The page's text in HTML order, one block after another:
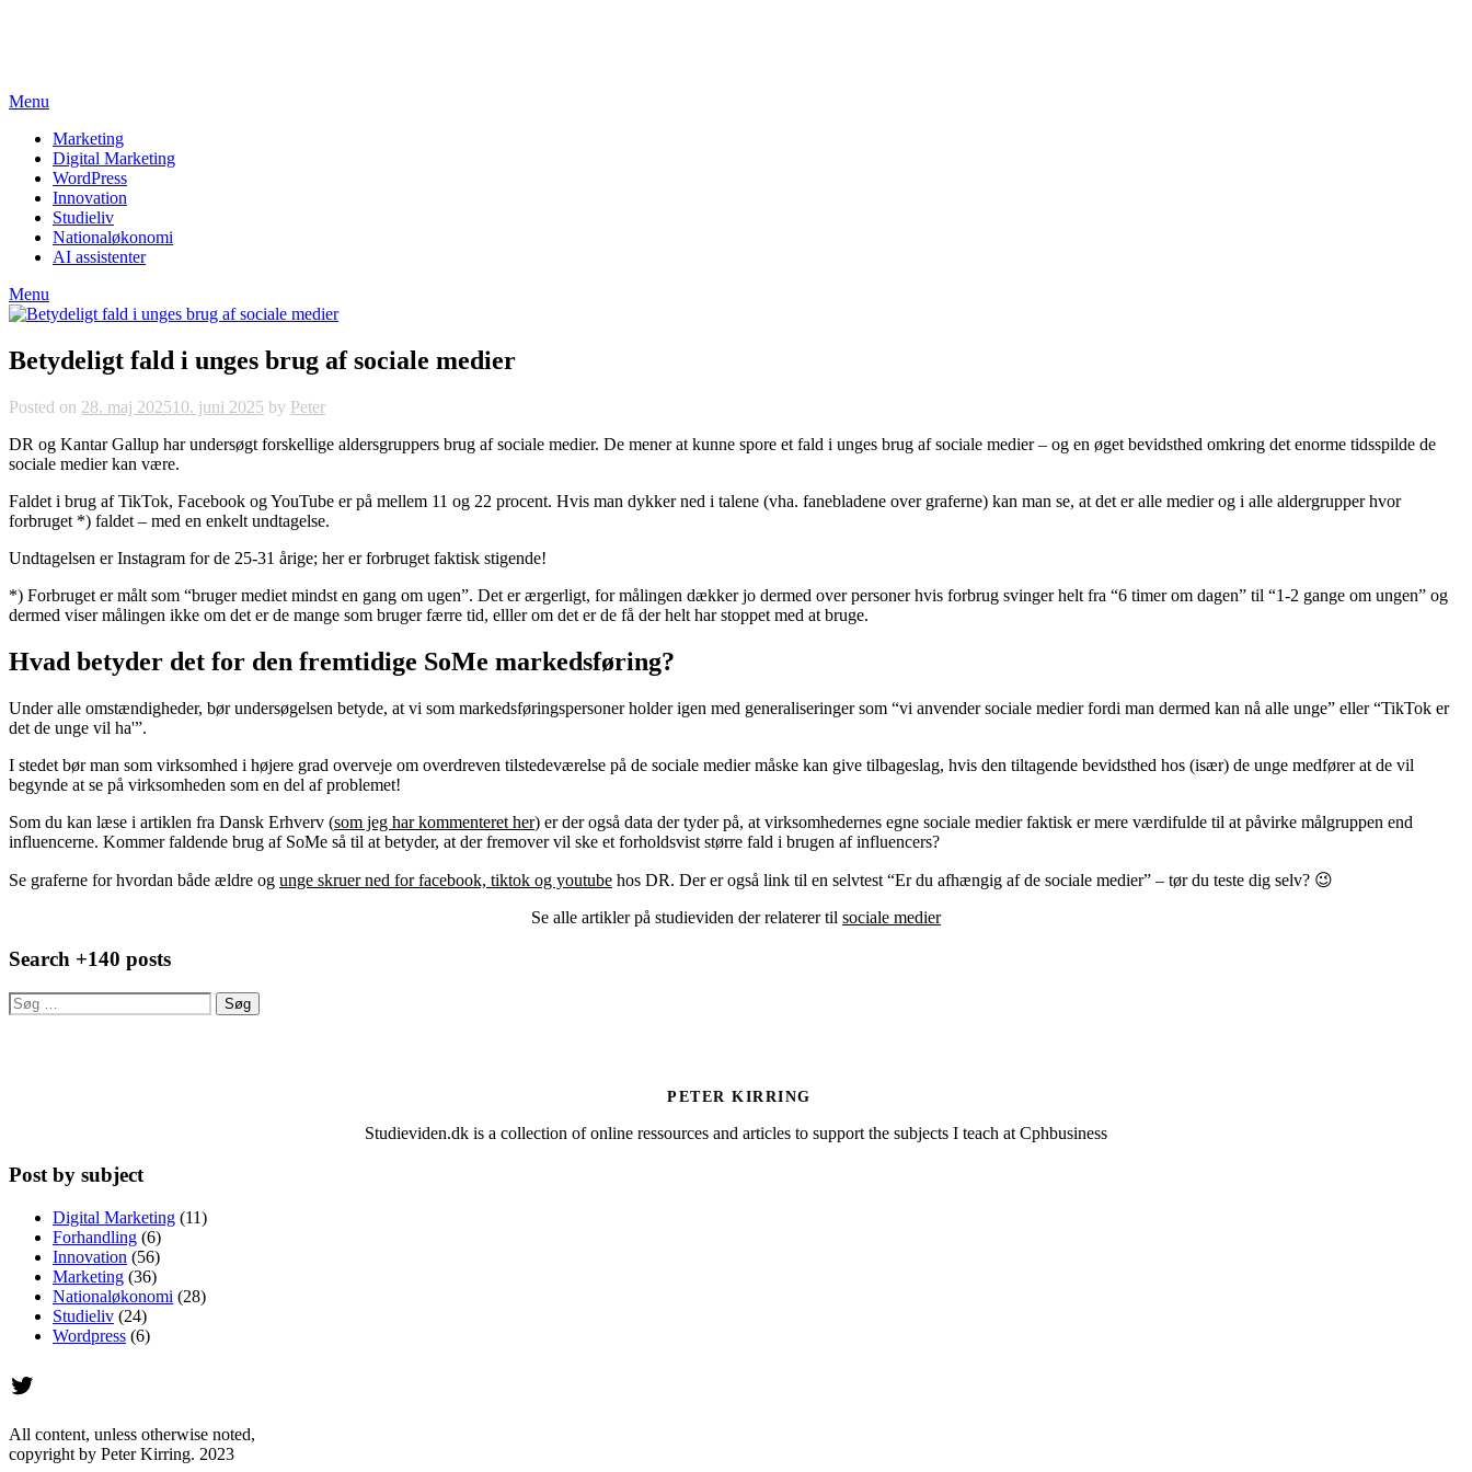
Menu
Marketing
Digital Marketing
WordPress
Innovation
Studieliv
Nationaløkonomi
AI assistenter
Menu
Betydeligt fald i unges brug af sociale medier
Posted on 28. maj 202510. juni 2025 by Peter
DR og Kantar Gallup har undersøgt forskellige aldersgruppers brug af sociale medier. De mener at kunne spore et fald i unges brug af sociale medier – og en øget bevidsthed omkring det enorme tidsspilde de
sociale medier kan være.
Faldet i brug af TikTok, Facebook og YouTube er på mellem 11 og 22 procent. Hvis man dykker ned i talene (vha. fanebladene over graferne) kan man se, at det er alle medier og i alle aldergrupper hvor
forbruget *) faldet – med en enkelt undtagelse.
Undtagelsen er Instagram for de 25-31 årige; her er forbruget faktisk stigende!
*) Forbruget er målt som “bruger mediet mindst en gang om ugen”. Det er ærgerligt, for målingen dækker jo dermed over personer hvis forbrug svinger helt fra “6 timer om dagen” til “1-2 gange om ungen” og
dermed viser målingen ikke om det er de mange som bruger færre tid, elller om det er de få der helt har stoppet med at bruge.
Hvad betyder det for den fremtidige SoMe markedsføring?
Under alle omstændigheder, bør undersøgelsen betyde, at vi som markedsføringspersoner holder igen med generaliseringer som “vi anvender sociale medier fordi man dermed kan nå alle unge” eller “TikTok er
det de unge vil ha'”.
I stedet bør man som virksomhed i højere grad overveje om overdreven tilstedeværelse på de sociale medier måske kan give tilbageslag, hvis den tiltagende bevidsthed hos (især) de unge medfører at de vil
begynde at se på virksomheden som en del af problemet!
Som du kan læse i artiklen fra Dansk Erhverv (som jeg har kommenteret her) er der også data der tyder på, at virksomhedernes egne sociale medier faktisk er mere værdifulde til at påvirke målgruppen end
influencerne. Kommer faldende brug af SoMe så til at betyder, at der fremover vil ske et forholdsvist større fald i brugen af influencers?
Se graferne for hvordan både ældre og unge skruer ned for facebook, tiktok og youtube hos DR. Der er også link til en selvtest “Er du afhængig af de sociale medier” – tør du teste dig selv? 😉
Se alle artikler på studieviden der relaterer til sociale medier
Search +140 posts
Søg
efter:
PETER KIRRING
Studieviden.dk is a collection of online ressources and articles to support the subjects I teach at Cphbusiness
Post by subject
Digital Marketing (11)
Forhandling (6)
Innovation (56)
Marketing (36)
Nationaløkonomi (28)
Studieliv (24)
Wordpress (6)
Twitter
All content, unless otherwise noted,
copyright by Peter Kirring. 2023